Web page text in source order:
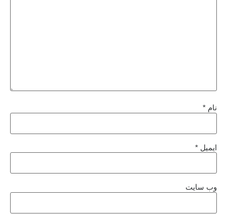
نام *
ایمیل *
وب‌ سایت